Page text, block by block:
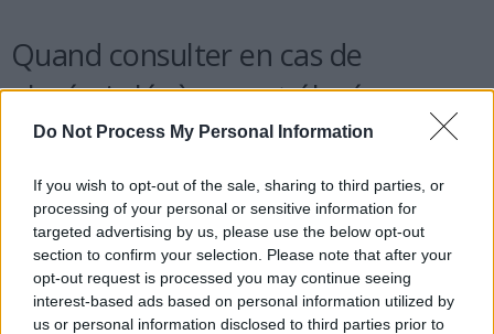
Do Not Process My Personal Information
If you wish to opt-out of the sale, sharing to third parties, or
processing of your personal or sensitive information for
targeted advertising by us, please use the below opt-out
section to confirm your selection. Please note that after your
opt-out request is processed you may continue seeing
interest-based ads based on personal information utilized by
us or personal information disclosed to third parties prior to
Quand consulter en cas de
glycémie légèrement élevée
g/L, ou si votre capteur montre des pics supérieurs à 1,60 g/L
après les repas, il est conseillé de consulter un médecin. Ce
dernier pourra demander une HbA1c ou un test d’hyperglycémie
provoquée orale. En cas de soif intense, urines abondantes, perte
de poids rapide ou nausées, une consultation urgente est
nécessaire.